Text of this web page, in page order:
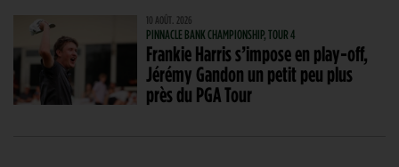
10 AOÛT. 2026
PINNACLE BANK CHAMPIONSHIP, TOUR 4
Frankie Harris s’impose en play-off,
Jérémy Gandon un petit peu plus
près du PGA Tour